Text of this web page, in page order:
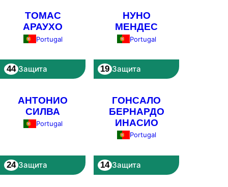
ТОМАС
АРАУХО
Portugal
44 Защита
НУНО
МЕНДЕС
Portugal
19 Защита
АНТОНИО
СИЛВА
Portugal
24 Защита
ГОНСАЛО
БЕРНАРДО
ИНАСИО
Portugal
14 Защита